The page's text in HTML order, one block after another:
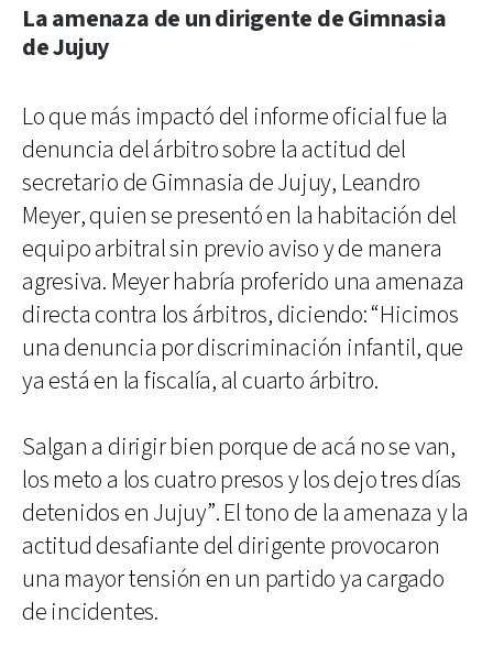
La amenaza de un dirigente de Gimnasia
de Jujuy
Lo que más impactó del informe oficial fue la
denuncia del árbitro sobre la actitud del
secretario de Gimnasia de Jujuy, Leandro
Meyer, quien se presentó en la habitación del
equipo arbitral sin previo aviso y de manera
agresiva. Meyer habría proferido una amenaza
directa contra los árbitros, diciendo: “Hicimos
una denuncia por discriminación infantil, que
ya está en la fiscalía, al cuarto árbitro.
Salgan a dirigir bien porque de acá no se van,
los meto a los cuatro presos y los dejo tres días
detenidos en Jujuy”. El tono de la amenaza y la
actitud desafiante del dirigente provocaron
una mayor tensión en un partido ya cargado
de incidentes.